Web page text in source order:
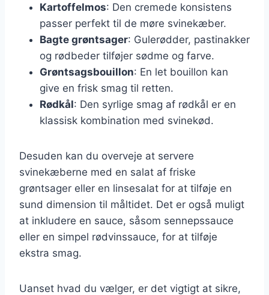
Kartoffelmos: Den cremede konsistens
passer perfekt til de møre svinekæber.
Bagte grøntsager: Gulerødder, pastinakker
og rødbeder tilføjer sødme og farve.
Grøntsagsbouillon: En let bouillon kan
give en frisk smag til retten.
Rødkål: Den syrlige smag af rødkål er en
klassisk kombination med svinekød.
Desuden kan du overveje at servere
svinekæberne med en salat af friske
grøntsager eller en linsesalat for at tilføje en
sund dimension til måltidet. Det er også muligt
at inkludere en sauce, såsom sennepssauce
eller en simpel rødvinssauce, for at tilføje
ekstra smag.
Uanset hvad du vælger, er det vigtigt at sikre,